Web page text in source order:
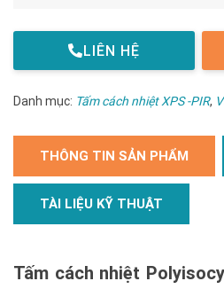
LIÊN HỆ
Danh mục: Tấm cách nhiệt XPS -PIR,
THÔNG TIN SẢN PHẨM
TÀI LIỆU KỸ THUẬT
Tấm cách nhiệt